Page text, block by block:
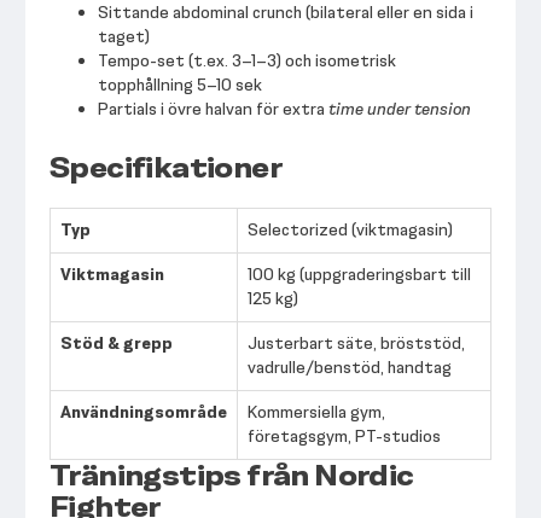
Sittande abdominal crunch (bilateral eller en sida i
taget)
Tempo-set (t.ex. 3–1–3) och isometrisk
topphållning 5–10 sek
Partials i övre halvan för extra time under tension
Specifikationer
Typ
Selectorized (viktmagasin)
Viktmagasin
100 kg (uppgraderingsbart till
125 kg)
Stöd & grepp
Justerbart säte, bröststöd,
vadrulle/benstöd, handtag
Användningsområde
Kommersiella gym,
företagsgym, PT-studios
Träningstips från Nordic
Fighter